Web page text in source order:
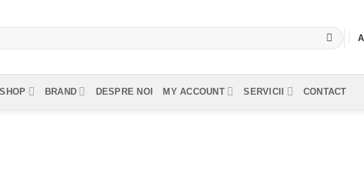
SHOP BRAND DESPRE NOI MY ACCOUNT SERVICII CONTACT